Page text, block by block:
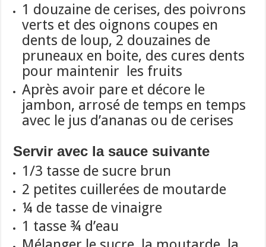
1 douzaine de cerises, des poivrons
verts et des oignons coupes en
dents de loup, 2 douzaines de
pruneaux en boite, des cures dents
pour maintenir les fruits
Après avoir pare et décore le
jambon, arrosé de temps en temps
avec le jus d’ananas ou de cerises
Servir avec la sauce suivante
1/3 tasse de sucre brun
2 petites cuillerées de moutarde
¼ de tasse de vinaigre
1 tasse ¾ d’eau